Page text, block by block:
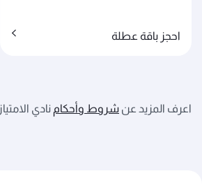
احجز باقة عطلة
اعرف المزيد عن شروط وأحكام نادي الامتياز Pro.